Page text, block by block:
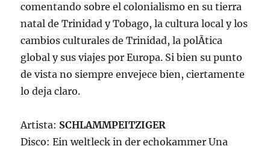
comentando sobre el colonialismo en su tierra
natal de Trinidad y Tobago, la cultura local y los
cambios culturales de Trinidad, la polÃ­tica
global y sus viajes por Europa. Si bien su punto
de vista no siempre envejece bien, ciertamente
lo deja claro.
Artista: SCHLAMMPEITZIGER
Disco: Ein weltleck in der echokammer Una